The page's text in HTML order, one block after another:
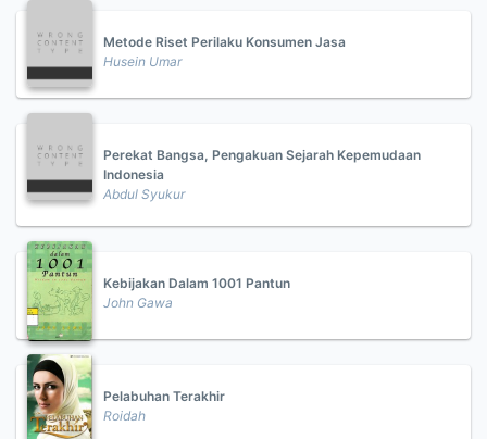
Metode Riset Perilaku Konsumen Jasa
Husein Umar
Perekat Bangsa, Pengakuan Sejarah Kepemudaan
Indonesia
Abdul Syukur
Kebijakan Dalam 1001 Pantun
John Gawa
Pelabuhan Terakhir
Roidah